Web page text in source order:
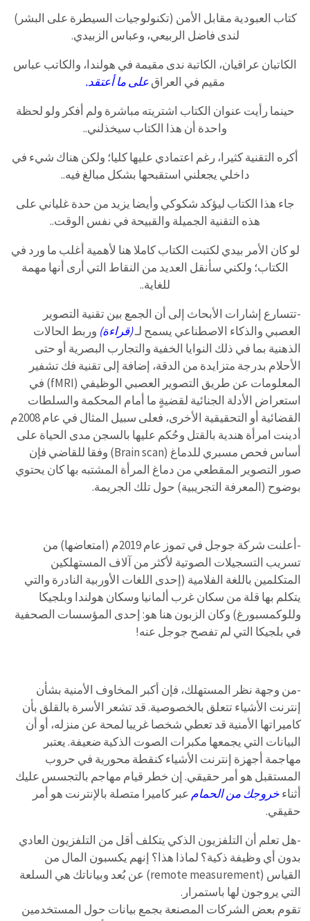
كتاب العبودية مقابل الأمن (تكنولوجيات السيطرة على البشر)
لندى فاضل الربيعي، وعباس الزبيدي.
الكاتبان عراقيان، الكاتبة ندى مقيمة في هولندا، والكاتب عباس
مقيم في العراقعلى ما أعتقد.
حينما رأيت عنوان الكتاب اشتريته مباشرة ولم أفكر ولو لحظة
واحدة أن هذا الكتاب سيخذلني..
أكره التقنية كثيرا، رغم اعتمادي عليها كليا؛ ولكن هناك شيء في
داخلي يجعلني استقبحها بشكل مبالغ فيه..
جاء هذا الكتاب ليؤكد شكوكي وأيضا يزيد من حدة غلياني على
هذه التقنية الجميلة والقبيحة في نفس الوقت..
لو كان الأمر بيدي لكتبت الكتاب كاملا هنا لأهمية أغلب ما ورد في
الكتاب؛ ولكني سأنقل العديد من النقاط التي أرى أنها مهمة
للغاية..
-تتسارع إشارات الأبحاث إلى أن الجمع بين تقنية التصوير
العصبي والذكاء الاصطناعي يسمح لـ(قراءة) وربط الحالات
الذهنية بما في ذلك النوايا الخفية والتجارب البصرية أو حتى
الأحلام بدرجة متزايدة من الدقة، إضافة إلى تقنية فك تشفير
المعلومات عن طريق التصوير العصبي الوظيفي (fMRI) في
استعراض الأدلة الجنائية لقضيةٍ ما أمام المحكمة والسلطات
القضائية أو التحقيقية الأخرى، فعلى سبيل المثال في عام 2008م
أدينت امرأة هندية بالقتل وحُكم عليها بالسجن مدى الحياة على
أساس فحص مسبري للدماغ (Brain scan) وفقا للقاضي فإن
صور التصوير المقطعي من دماغ المرأة المشتبه بها كان يحتوي
بوضوح (المعرفة التجريبية) حول تلك الجريمة.
-أعلنت شركة جوجل في تموز عام 2019م (امتعاضها) من
تسريب التسجيلات الصوتية لأكثر من آلاف المستهلكين
المتكلمين باللغة الفلامية (إحدى اللغات الأوربية النادرة والتي
يتكلم بها قلة من سكان غرب ألمانيا وسكان هولندا وبلجيكا
وللوكمسبورغ) وكان الزبون هنا هو: إحدى المؤسسات الصحفية
في بلجيكا التي لم تفصح جوجل عنه!
-من وجهة نظر المستهلك، فإن أكبر المخاوف الأمنية بشأن
إنترنت الأشياء تتعلق بالخصوصية. قد تشعر الأسرة بالقلق بأن
كاميراتها الأمنية قد تعطي شخصا غريبا لمحة عن منزله، أو أن
البيانات التي يجمعها مكبرات الصوت الذكية ضعيفة. يعتبر
مهاجمة أجهزة إنترنت الأشياء كنقطة محورية في حروب
المستقبل هو أمر حقيقي. إن خطر قيام مهاجم بالتجسس عليك
أثناءخروجك من الحمام عبر كاميرا متصلة بالإنترنت هو أمر
حقيقي.
-هل تعلم أن التلفزيون الذكي يتكلف أقل من التلفزيون العادي
بدون أي وظيفة ذكية؟ لماذا هذا؟ إنهم يكسبون المال من
القياس (remote measurement) عن بُعد وبياناتك هي السلعة
التي يروجون لها باستمرار.
تقوم بعض الشركات المصنعة بجمع بيانات حول المستخدمين